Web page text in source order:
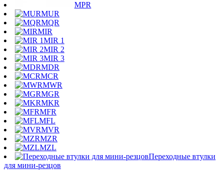
MPR
MUR
MQR
MIR
MIR 1
MIR 2
MIR 3
MDR
MCR
MWR
MGR
MKR
MFR
MFL
MVR
MZR
MZL
Переходные втулки
для мини-резцов